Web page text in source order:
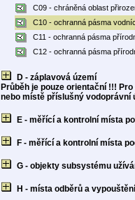
C09 - chráněná oblast
C10 - ochranná pásma
C11 - ochranná pásma
C12 - ochranná pásma
D - záplavová území
Průběh je pouze orientační !!!
nebo místě příslušný vodoprávní
E - měřící a kontrolní místa
F - měřící a kontrolní místa
G - objekty subsystému
H - místa odběrů a vypouštění